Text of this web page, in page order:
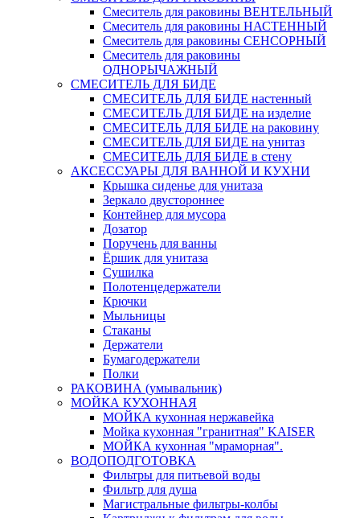
Смеситель для раковины ВЕНТЕЛЬНЫЙ
Смеситель для раковины НАСТЕННЫЙ
Смеситель для раковины СЕНСОРНЫЙ
Смеситель для раковины
ОДНОРЫЧАЖНЫЙ
СМЕСИТЕЛЬ ДЛЯ БИДЕ
СМЕСИТЕЛЬ ДЛЯ БИДЕ настенный
СМЕСИТЕЛЬ ДЛЯ БИДЕ на изделие
СМЕСИТЕЛЬ ДЛЯ БИДЕ на раковину
СМЕСИТЕЛЬ ДЛЯ БИДЕ на унитаз
СМЕСИТЕЛЬ ДЛЯ БИДЕ в стену
АКСЕССУАРЫ ДЛЯ ВАННОЙ И КУХНИ
Крышка сиденье для унитаза
Зеркало двустороннее
Контейнер для мусора
Дозатор
Поручень для ванны
Ёршик для унитаза
Сушилка
Полотенцедержатели
Крючки
Мыльницы
Стаканы
Держатели
Бумагодержатели
Полки
РАКОВИНА (умывальник)
МОЙКА КУХОННАЯ
МОЙКА кухонная нержавейка
Мойка кухонная "гранитная" KAISER
МОЙКА кухонная "мраморная".
ВОДОПОДГОТОВКА
Фильтры для питьевой воды
Фильтр для душа
Магистральные фильтры-колбы